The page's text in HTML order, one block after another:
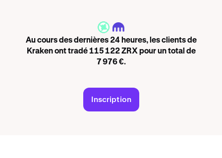
ZRX
Au cours des dernières 24 heures, les clients de
Kraken ont tradé 115 122 ZRX pour un total de
7 976 €.
Inscription